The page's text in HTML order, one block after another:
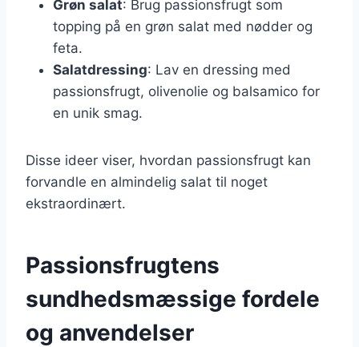
Grøn salat: Brug passionsfrugt som
topping på en grøn salat med nødder og
feta.
Salatdressing: Lav en dressing med
passionsfrugt, olivenolie og balsamico for
en unik smag.
Disse ideer viser, hvordan passionsfrugt kan
forvandle en almindelig salat til noget
ekstraordinært.
Passionsfrugtens
sundhedsmæssige fordele
og anvendelser